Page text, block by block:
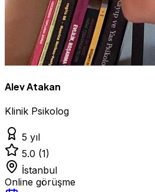
Alev Atakan
Klinik Psikolog
5 yıl
5.0 (1)
İstanbul
Online görüşme